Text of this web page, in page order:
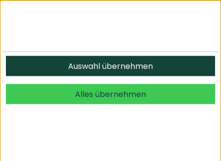
© 2026 undefined. alle Rechte vorbehalten.
Auswahl übernehmen
Alles übernehmen